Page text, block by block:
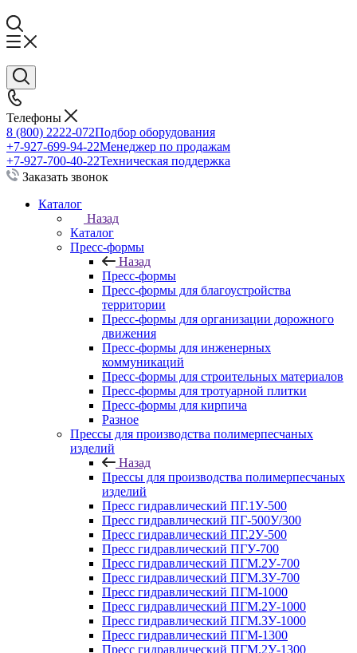
Телефоны
8 (800) 2222-072Подбор оборудования
+7-927-699-94-22Менеджер по продажам
+7-927-700-40-22Техническая поддержка
Заказать звонок
Каталог
Назад
Каталог
Пресс-формы
Назад
Пресс-формы
Пресс-формы для благоустройства
территории
Пресс-формы для организации дорожного
движения
Пресс-формы для инженерных
коммуникаций
Пресс-формы для строительных материалов
Пресс-формы для тротуарной плитки
Пресс-формы для кирпича
Разное
Прессы для производства полимерпесчаных
изделий
Назад
Прессы для производства полимерпесчаных
изделий
Пресс гидравлический ПГ.1У-500
Пресс гидравлический ПГ-500У/300
Пресс гидравлический ПГ.2У-500
Пресс гидравлический ПГУ-700
Пресс гидравлический ПГМ.2У-700
Пресс гидравлический ПГМ.3У-700
Пресс гидравлический ПГМ-1000
Пресс гидравлический ПГМ.2У-1000
Пресс гидравлический ПГМ.3У-1000
Пресс гидравлический ПГМ-1300
Пресс гидравлический ПГМ.2У-1300